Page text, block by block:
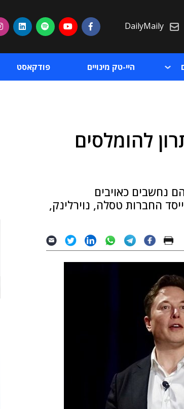
DailyMaily
היי-טק מינויים פודקאסט
להומלסים
נחשבים כאויבים
החברות טסלה, נוירלינק,